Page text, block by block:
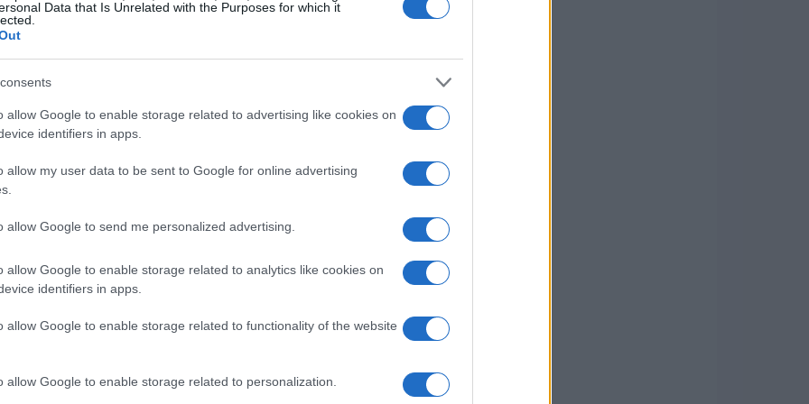
Data that Is Unrelated with the Purposes for which it
allow Google to enable storage related to advertising like cookies on
identifiers in apps.
allow my user data to be sent to Google for online advertising
allow Google to send me personalized advertising.
allow Google to enable storage related to analytics like cookies on
identifiers in apps.
allow Google to enable storage related to functionality of the website
allow Google to enable storage related to personalization.
solo preservar el capital, sino también superar su
dual. Combina una asignación de activos top-
atractivos en función del contexto
se centra en maximizar la generación de alfa a
permite a los gestores, Eliezer Ben Zimra y
buscar oportunidades donde quiera que estén,
cuando escuché a uno de ellos decir que la
de ver más allá de lo obvio, y este fondo parece